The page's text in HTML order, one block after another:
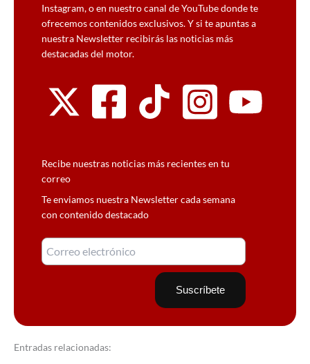
Instagram, o en nuestro canal de YouTube donde te
ofrecemos contenidos exclusivos. Y si te apuntas a
nuestra Newsletter recibirás las noticias más
destacadas del motor.
Recibe nuestras noticias más recientes en tu
correo
Te enviamos nuestra Newsletter cada semana
con contenido destacado
Entradas relacionadas: